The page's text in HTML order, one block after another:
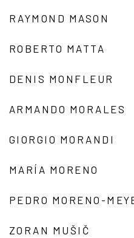
RAYMOND MASON
ROBERTO MATTA
DENIS MONFLEUR
ARMANDO MORALES
GIORGIO MORANDI
MARÍA MORENO
PEDRO MORENO-
ZORAN MUŠIČ